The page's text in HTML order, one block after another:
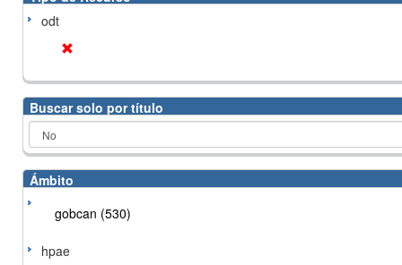
odt
Buscar solo por título
Ámbito
gobcan (530)
hpae